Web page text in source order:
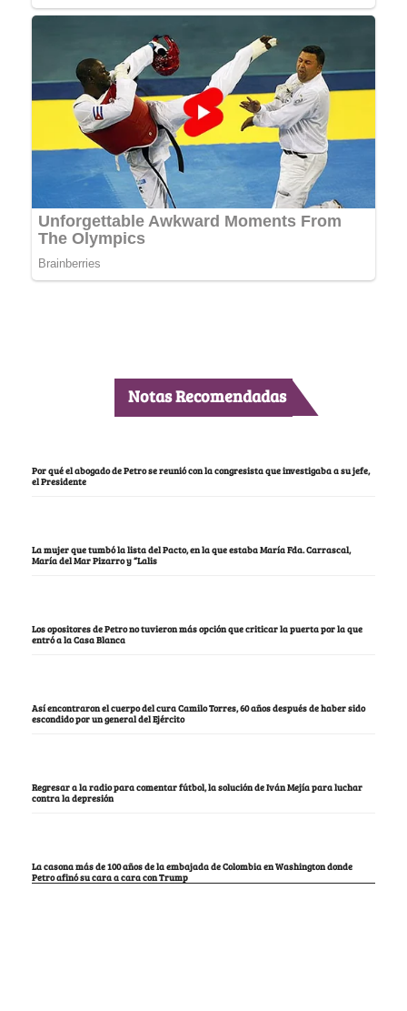
Notas Recomendadas
Por qué el abogado de Petro se reunió con la congresista que investigaba a su jefe,
el Presidente
La mujer que tumbó la lista del Pacto, en la que estaba María Fda. Carrascal,
María del Mar Pizarro y “Lalis
Los opositores de Petro no tuvieron más opción que criticar la puerta por la que
entró a la Casa Blanca
Así encontraron el cuerpo del cura Camilo Torres, 60 años después de haber sido
escondido por un general del Ejército
Regresar a la radio para comentar fútbol, la solución de Iván Mejía para luchar
contra la depresión
La casona más de 100 años de la embajada de Colombia en Washington donde
Petro afinó su cara a cara con Trump